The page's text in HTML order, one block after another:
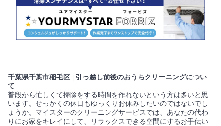
千葉県千葉市稲毛区 | 引っ越し前後のおうちクリーニングについ
て
普段から忙しくて掃除をする時間を作れないという方は多いと思
います。せっかくの休日もゆっくりお休みしたいのではないでし
ょうか。マイスターのクリーニングサービスでは、あなたの代わ
りにお家をキレイにして、リラックスできる空間にするお手伝い